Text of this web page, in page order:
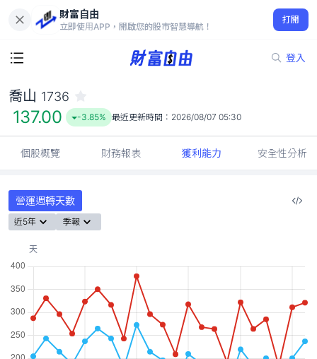
財富自由
立即使用APP，開啟您的股市智慧導航！
打開
登入
137.00
-3.85%
喬山 1736
137.00 -3.85% 最近更新時間： 2026/08/07 05:30
個股概覽 財務報表 獲利能力 安全性分析
營運週轉天數
近5年 季報